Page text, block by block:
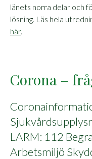
länets norra delar och
lösning. Läs hela
här.
Corona –
LARM: 112
Arbetsmiljö